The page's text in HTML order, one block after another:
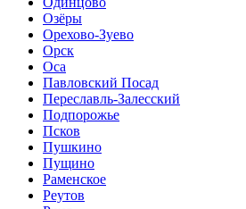
Озёры
Орехово-Зуево
Орск
Оса
Павловский Посад
Переславль-Залесский
Подпорожье
Псков
Пушкино
Пущино
Раменское
Реутов